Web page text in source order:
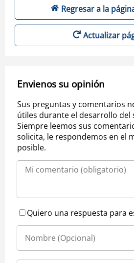
Regresar a la
Actualizar
Envienos su opinión
Sus preguntas y comentarios
útiles durante el desarrollo del
Siempre leemos sus
solicita, le respondemos en el
posible.
Quiero una respuesta para